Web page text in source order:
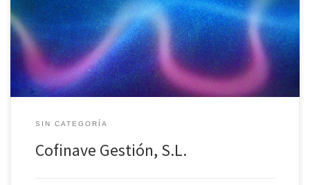
instrumental a través de la cual el Colegio puede canalizar los
ingresos que por su intermediación pueda captar. Comenzó su
actividad, como representante de la Sociedad de […]
SIN CATEGORÍA
Cofinave Gestión, S.L.